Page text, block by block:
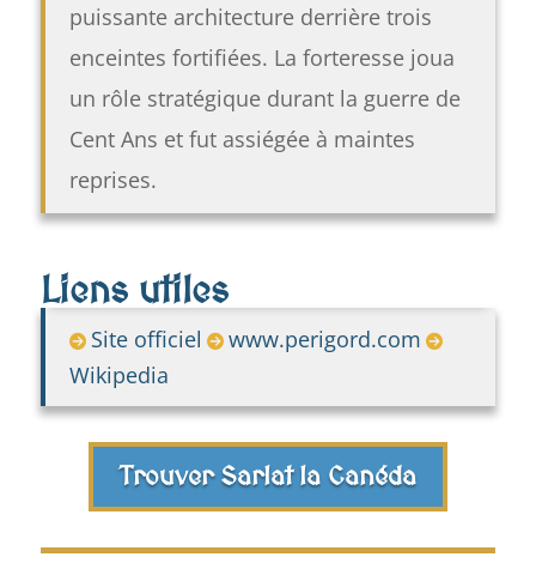
puissante architecture derrière trois
enceintes fortifiées. La forteresse joua
un rôle stratégique durant la guerre de
Cent Ans et fut assiégée à maintes
reprises.
Liens utiles
Site officiel
www.perigord.com
Wikipedia
Trouver Sarlat la Canéda